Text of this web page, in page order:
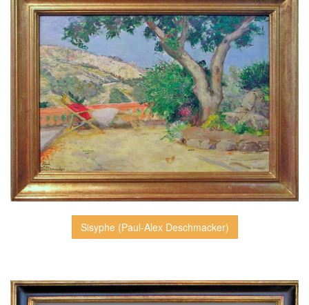
Sisyphe (Paul-Alex Deschmacker)